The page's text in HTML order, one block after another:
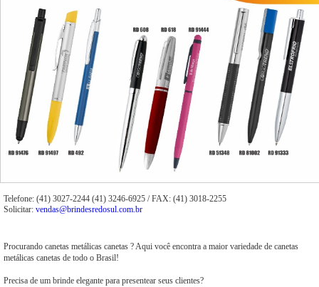
Telefone: (41) 3027-2244 (41) 3246-6925 / FAX: (41) 3018-2255
Solicitar: vendas@brindesredosul.com.br
Procurando canetas metálicas canetas ? Aqui você encontra a maior variedade de canetas
metálicas canetas de todo o Brasil!
Precisa de um brinde elegante para presentear seus clientes?